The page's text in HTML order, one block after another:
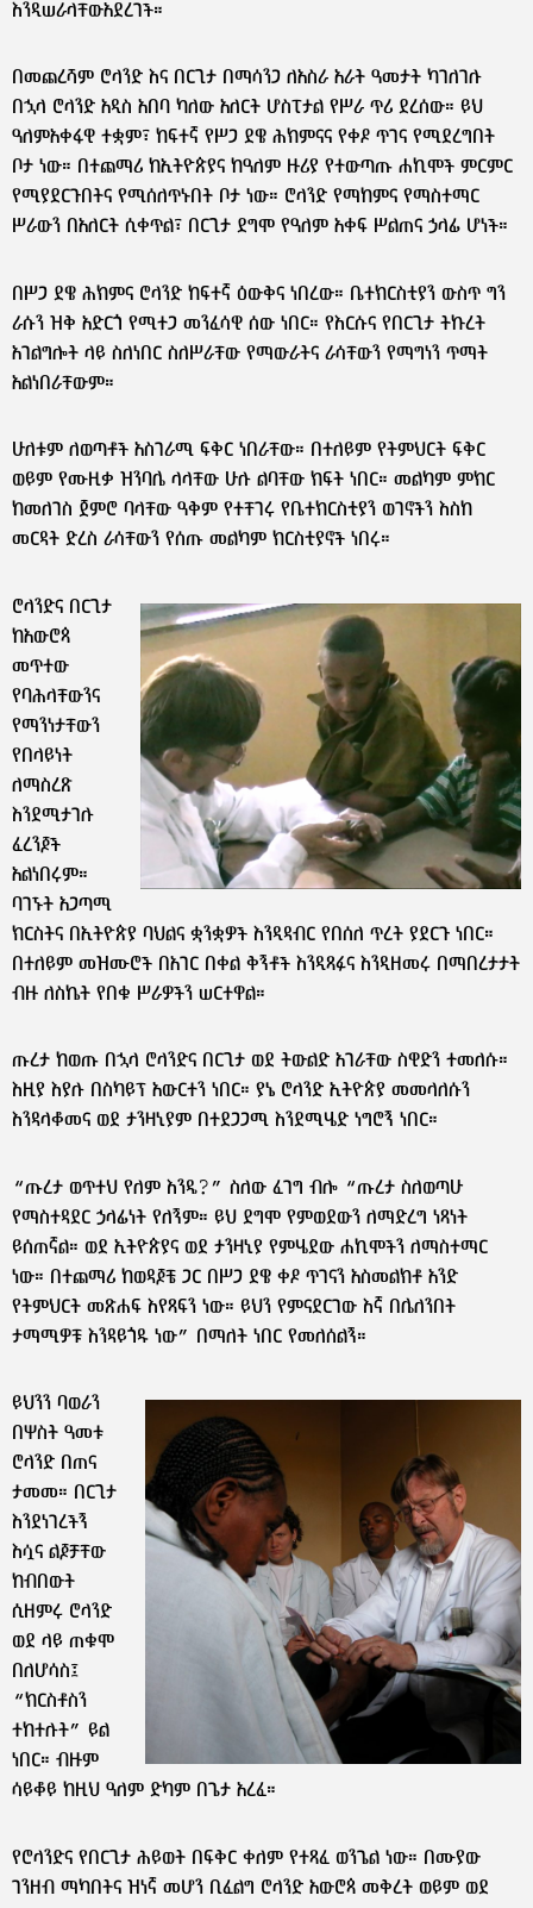
እንዲሠራላቸውአደረገች።
በመጨረሻም ሮላንድ እና በርጊታ በማሳንጋ ለአስራ አራት ዓመታት ካገለገሉ
በኋላ ሮላንድ አዲስ አበባ ካለው አለርት ሆስፒታል የሥራ ጥሪ ደረሰው። ይህ
ዓለምአቀፋዊ ተቋም፣ ከፍተኛ የሥጋ ደዌ ሕክምናና የቀዶ ጥገና የሚደረግበት
ቦታ ነው። በተጨማሪ ከኢትዮጵያና ከዓለም ዙሪያ የተውጣጡ ሐኪሞች ምርምር
የሚያደርጉበትና የሚሰለጥኑበት ቦታ ነው። ሮላንድ የማከምና የማስተማር
ሥራውን በአለርት ሲቀጥል፣ በርጊታ ደግሞ የዓለም አቀፍ ሥልጠና ኃላፊ ሆነች።
በሥጋ ደዌ ሕክምና ሮላንድ ከፍተኛ ዕውቅና ነበረው። ቤተክርስቲያን ውስጥ ግን
ራሱን ዝቅ አድርጎ የሚተጋ መንፈሳዊ ሰው ነበር። የእርሱና የበርጊታ ትኩረት
አገልግሎት ላይ ስለነበር ስለሥራቸው የማውራትና ራሳቸውን የማግነን ጥማት
አልነበራቸውም።
ሁለቱም ለወጣቶች አስገራሚ ፍቅር ነበራቸው። በተለይም የትምህርት ፍቅር
ወይም የሙዚቃ ዝንባሌ ላላቸው ሁሉ ልባቸው ክፍት ነበር። መልካም ምክር
ከመለገስ ጀምሮ ባላቸው ዓቅም የተቸገሩ የቤተክርስቲያን ወገኖችን እስከ
መርዳት ድረስ ራሳቸውን የሰጡ መልካም ክርስቲያኖች ነበሩ።
ሮላንድና በርጊታ
ከአውሮጳ
መጥተው
የባሕላቸውንና
የማንነታቸውን
የበላይነት
ለማስረጽ
እንደሚታገሉ
ፈረንጆች
አልነበሩም።
ባገኙት አጋጣሚ
ክርስትና በኢትዮጵያ ባህልና ቋንቋዎች እንዲዳብር የበሰለ ጥረት ያደርጉ ነበር።
በተለይም መዝሙሮች በአገር በቀል ቅኝቶች እንዲጻፉና እንዲዘመሩ በማበረታታት
ብዙ ለስኬት የበቁ ሥራዎችን ሠርተዋል።
ጡረታ ከወጡ በኋላ ሮላንድና በርጊታ ወደ ትውልድ አገራቸው ስዊድን ተመለሱ።
እዚያ እያሉ በስካይፕ አውርተን ነበር። ያኔ ሮላንድ ኢትዮጵያ መመላለሱን
እንዳላቆመና ወደ ታንዛኒያም በተደጋጋሚ እንደሚሄድ ነግሮኝ ነበር።
“ጡረታ ወጥተህ የለም እንዴ?” ስለው ፈገግ ብሎ “ጡረታ ስለወጣሁ
የማስተዳደር ኃላፊነት የለኝም። ይህ ደግሞ የምወደውን ለማድረግ ነጻነት
ይሰጠኛል። ወደ ኢትዮጵያና ወደ ታንዛኒያ የምሄደው ሐኪሞችን ለማስተማር
ነው። በተጨማሪ ከወዳጆቼ ጋር በሥጋ ደዌ ቀዶ ጥገናን አስመልክቶ አንድ
የትምህርት መጽሐፍ እየጻፍን ነው። ይህን የምናደርገው እኛ በሌለንበት
ታማሚዎቹ እንዳይጎዱ ነው” በማለት ነበር የመለሰልኝ።
ይህንን ባወራን
በሦስት ዓመቱ
ሮላንድ በጠና
ታመመ። በርጊታ
እንደነገረችኝ
እሷና ልጆቻቸው
ከብበውት
ሲዘምሩ ሮላንድ
ወደ ላይ ጠቁሞ
በለሆሳስ፤
“ክርስቶስን
ተከተሉት” ይል
ነበር። ብዙም
ሳይቆይ ከዚህ ዓለም ድካም በጌታ አረፈ።
የሮላንድና የበርጊታ ሕይወት በፍቅር ቀለም የተጻፈ ወንጌል ነው። በሙያው
ገንዘብ ማካበትና ዝነኛ መሆን ቢፈልግ ሮላንድ አውሮጳ መቅረት ወይም ወደ